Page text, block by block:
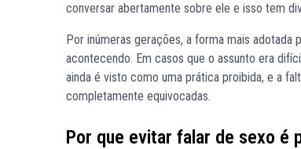
conversar abertamente sobre ele e isso tem
Por inúmeras gerações, a forma mais adotada
acontecendo. Em casos que o assunto era
ainda é visto como uma prática proibida, e a
completamente equivocadas.
Por que evitar falar de sexo é